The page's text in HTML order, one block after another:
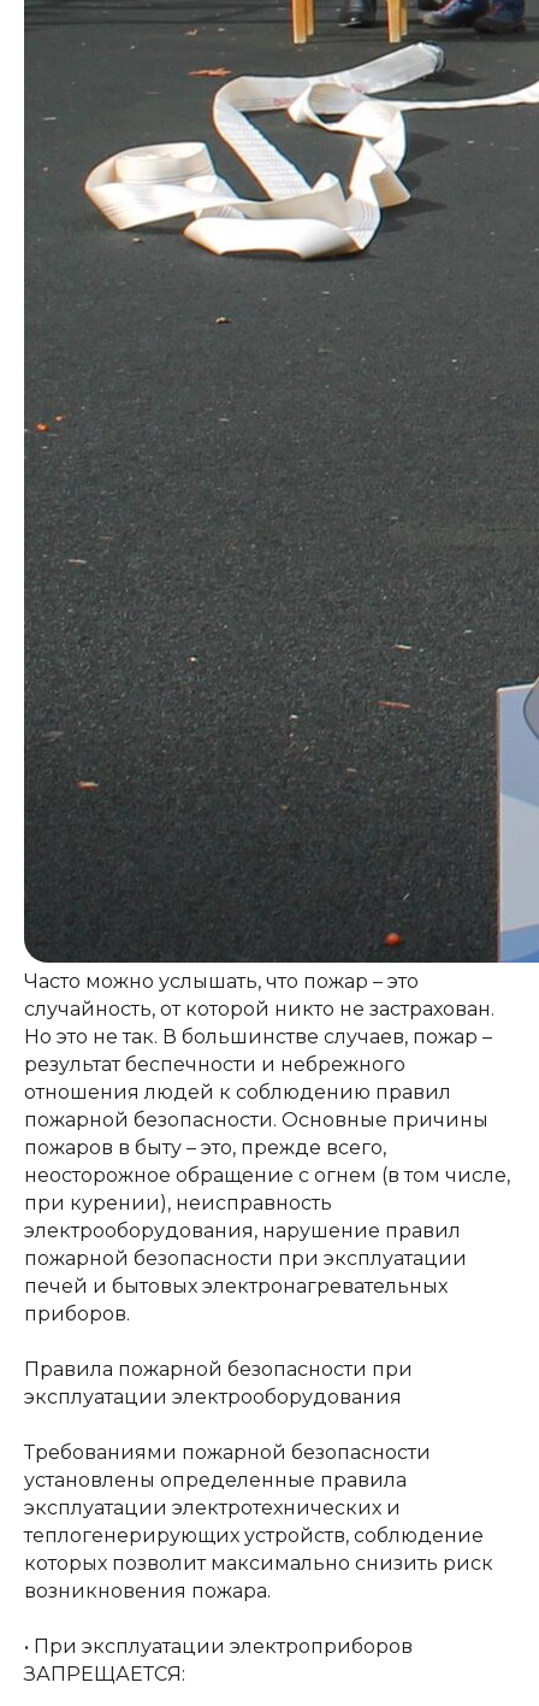
Часто можно услышать, что пожар – это
случайность, от которой никто не застрахован.
Но это не так. В большинстве случаев, пожар –
результат беспечности и небрежного
отношения людей к соблюдению правил
пожарной безопасности. Основные причины
пожаров в быту – это, прежде всего,
неосторожное обращение с огнем (в том числе,
при курении), неисправность
электрооборудования, нарушение правил
пожарной безопасности при эксплуатации
печей и бытовых электронагревательных
приборов.
Правила пожарной безопасности при
эксплуатации электрооборудования
Требованиями пожарной безопасности
установлены определенные правила
эксплуатации электротехнических и
теплогенерирующих устройств, соблюдение
которых позволит максимально снизить риск
возникновения пожара.
• При эксплуатации электроприборов
ЗАПРЕЩАЕТСЯ: